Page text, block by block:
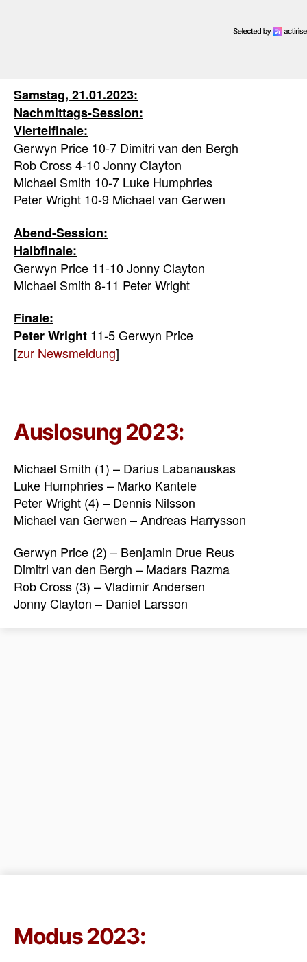
Samstag, 21.01.2023:
Nachmittags-Session:
Viertelfinale:
Gerwyn Price 10-7 Dimitri van den Bergh
Rob Cross 4-10 Jonny Clayton
Michael Smith 10-7 Luke Humphries
Peter Wright 10-9 Michael van Gerwen
Abend-Session:
Halbfinale:
Gerwyn Price 11-10 Jonny Clayton
Michael Smith 8-11 Peter Wright
Finale:
Peter Wright 11-5 Gerwyn Price
[zur Newsmeldung]
Auslosung 2023:
Michael Smith (1) – Darius Labanauskas
Luke Humphries – Marko Kantele
Peter Wright (4) – Dennis Nilsson
Michael van Gerwen – Andreas Harrysson
Gerwyn Price (2) – Benjamin Drue Reus
Dimitri van den Bergh – Madars Razma
Rob Cross (3) – Vladimir Andersen
Jonny Clayton – Daniel Larsson
Modus 2023: